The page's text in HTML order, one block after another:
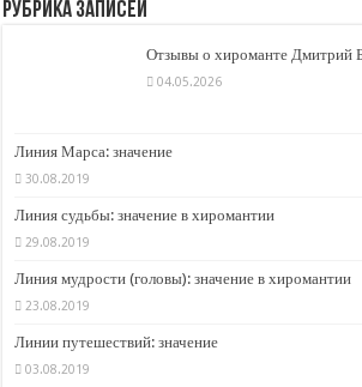
Рубрика записей
Отзывы о хироманте Дмитрий
04.05.2026
Линия Марса: значение
30.08.2019
Линия судьбы: значение в хиромантии
29.08.2019
Линия мудрости (головы): значение в хиромантии
23.08.2019
Линии путешествий: значение
03.08.2019